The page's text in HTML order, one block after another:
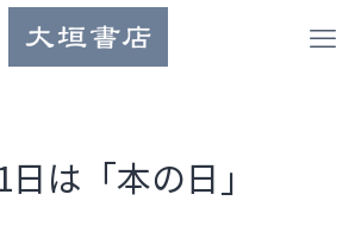
は「本の日」